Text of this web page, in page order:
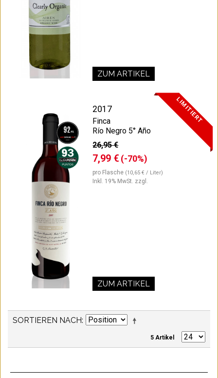
ZUM ARTIKEL
LIMITIERT
2017
Finca
Río Negro 5° Año
26,95 €
7,99 € (-70%)
pro Flasche (10,65 € / Liter)
Inkl. 19% MwSt. zzgl.
ZUM ARTIKEL
SORTIEREN NACH
5 Artikel